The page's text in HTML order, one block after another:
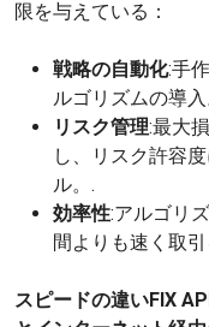
限を与えている：
戦略の自動化:手
ルゴリズムの導入
リスク管理:最大
し、リスク許容
ル。.
効率性:アルゴリ
間よりも速く取
スピードの違いFIX